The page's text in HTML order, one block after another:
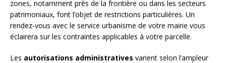
zones, notamment près de la frontière ou dans les secteurs
patrimoniaux, font l’objet de restrictions particulières. Un
rendez-vous avec le service urbanisme de votre mairie vous
éclairera sur les contraintes applicables à votre parcelle.
Les autorisations administratives varient selon l’ampleur